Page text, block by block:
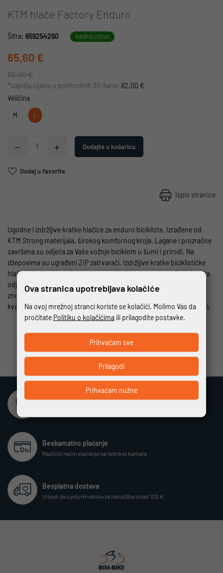
KTM hlače Factory Enduro
Šifra: 659254260 RASPOLOŽIVO
65,60 €
82,00 €
*najniža cijena u prethodnih 30 dana: 82,00 €
Veličina
M L
Dodajte u košaricu
Dodaj u favorite
Ispis stranice
Ugodne i izdržljive kratke hlačice za enduro bicikliste. Izrađene od
KTM Strong materijala, širokog komfornog kroja. Lagane i prozračne
savršena su odjeća za Vaše vožnje biciklom u šumi i prirodi. Na
džepovima su ugrađeni ZIP zatrvarači. Izdržljive kratke biciklističke
hlače, stilski primamljivog izgleda, KTM Factory enduro. Biciklistička
odjeća je kao druga koža, njome ispravno regulirate toplinu tijela i
znojenje, te ublažavate pritiske na tijelo, i zato je važno kupovati
kvalitetnu biciklističku odjeću jer će Vas ona godinama dobro služiti.
Sigurna online kupovina
Beskamatno plaćanje
Različiti način plaćanja na rate bez kamata
Besplatna dostava
Vrijedi za cijelu Hrvatsku za narudžbe iznad 100 €
Ova stranica upotrebljava kolačiće
Na ovoj mrežnoj stranci koriste se kolačići. Molimo Vas da
pročitate Politiku o kolačićimaili prilagodite postavke.
Prihvaćam nužne
Prilagodi
Prihvaćam sve